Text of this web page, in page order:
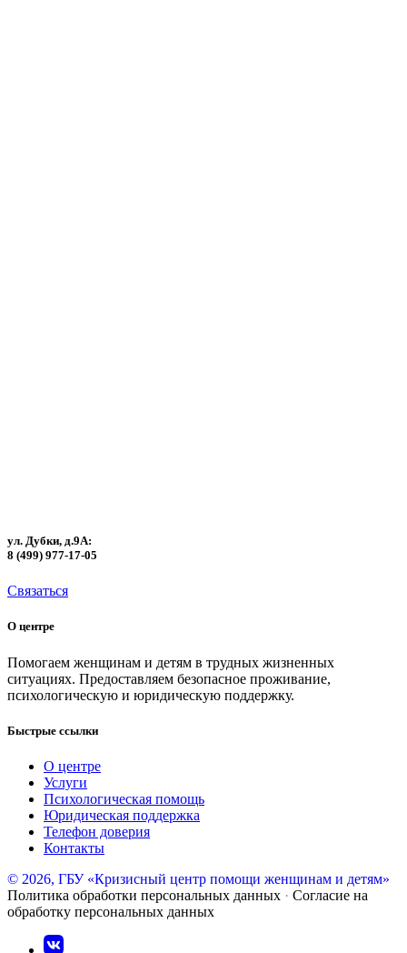
ул. Дубки, д.9А:
8 (499) 977-17-05
Связаться
О центре
Помогаем женщинам и детям в трудных жизненных
ситуациях. Предоставляем безопасное проживание,
психологическую и юридическую поддержку.
Быстрые ссылки
О центре
Услуги
Психологическая помощь
Юридическая поддержка
Телефон доверия
Контакты
© 2026, ГБУ «Кризисный центр помощи женщинам и детям»
Политика обработки персональных данных · Согласие на
обработку персональных данных